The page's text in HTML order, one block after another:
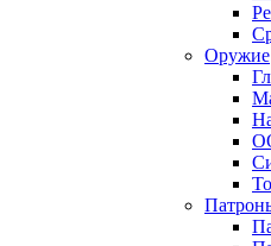
Оружие